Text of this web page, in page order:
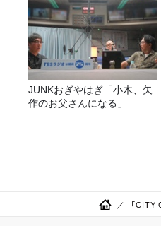
JUNKおぎやはぎ「小木、矢
作のお父さんになる」
「CITY